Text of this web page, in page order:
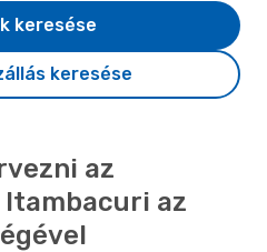
keresése
keresése
az
az